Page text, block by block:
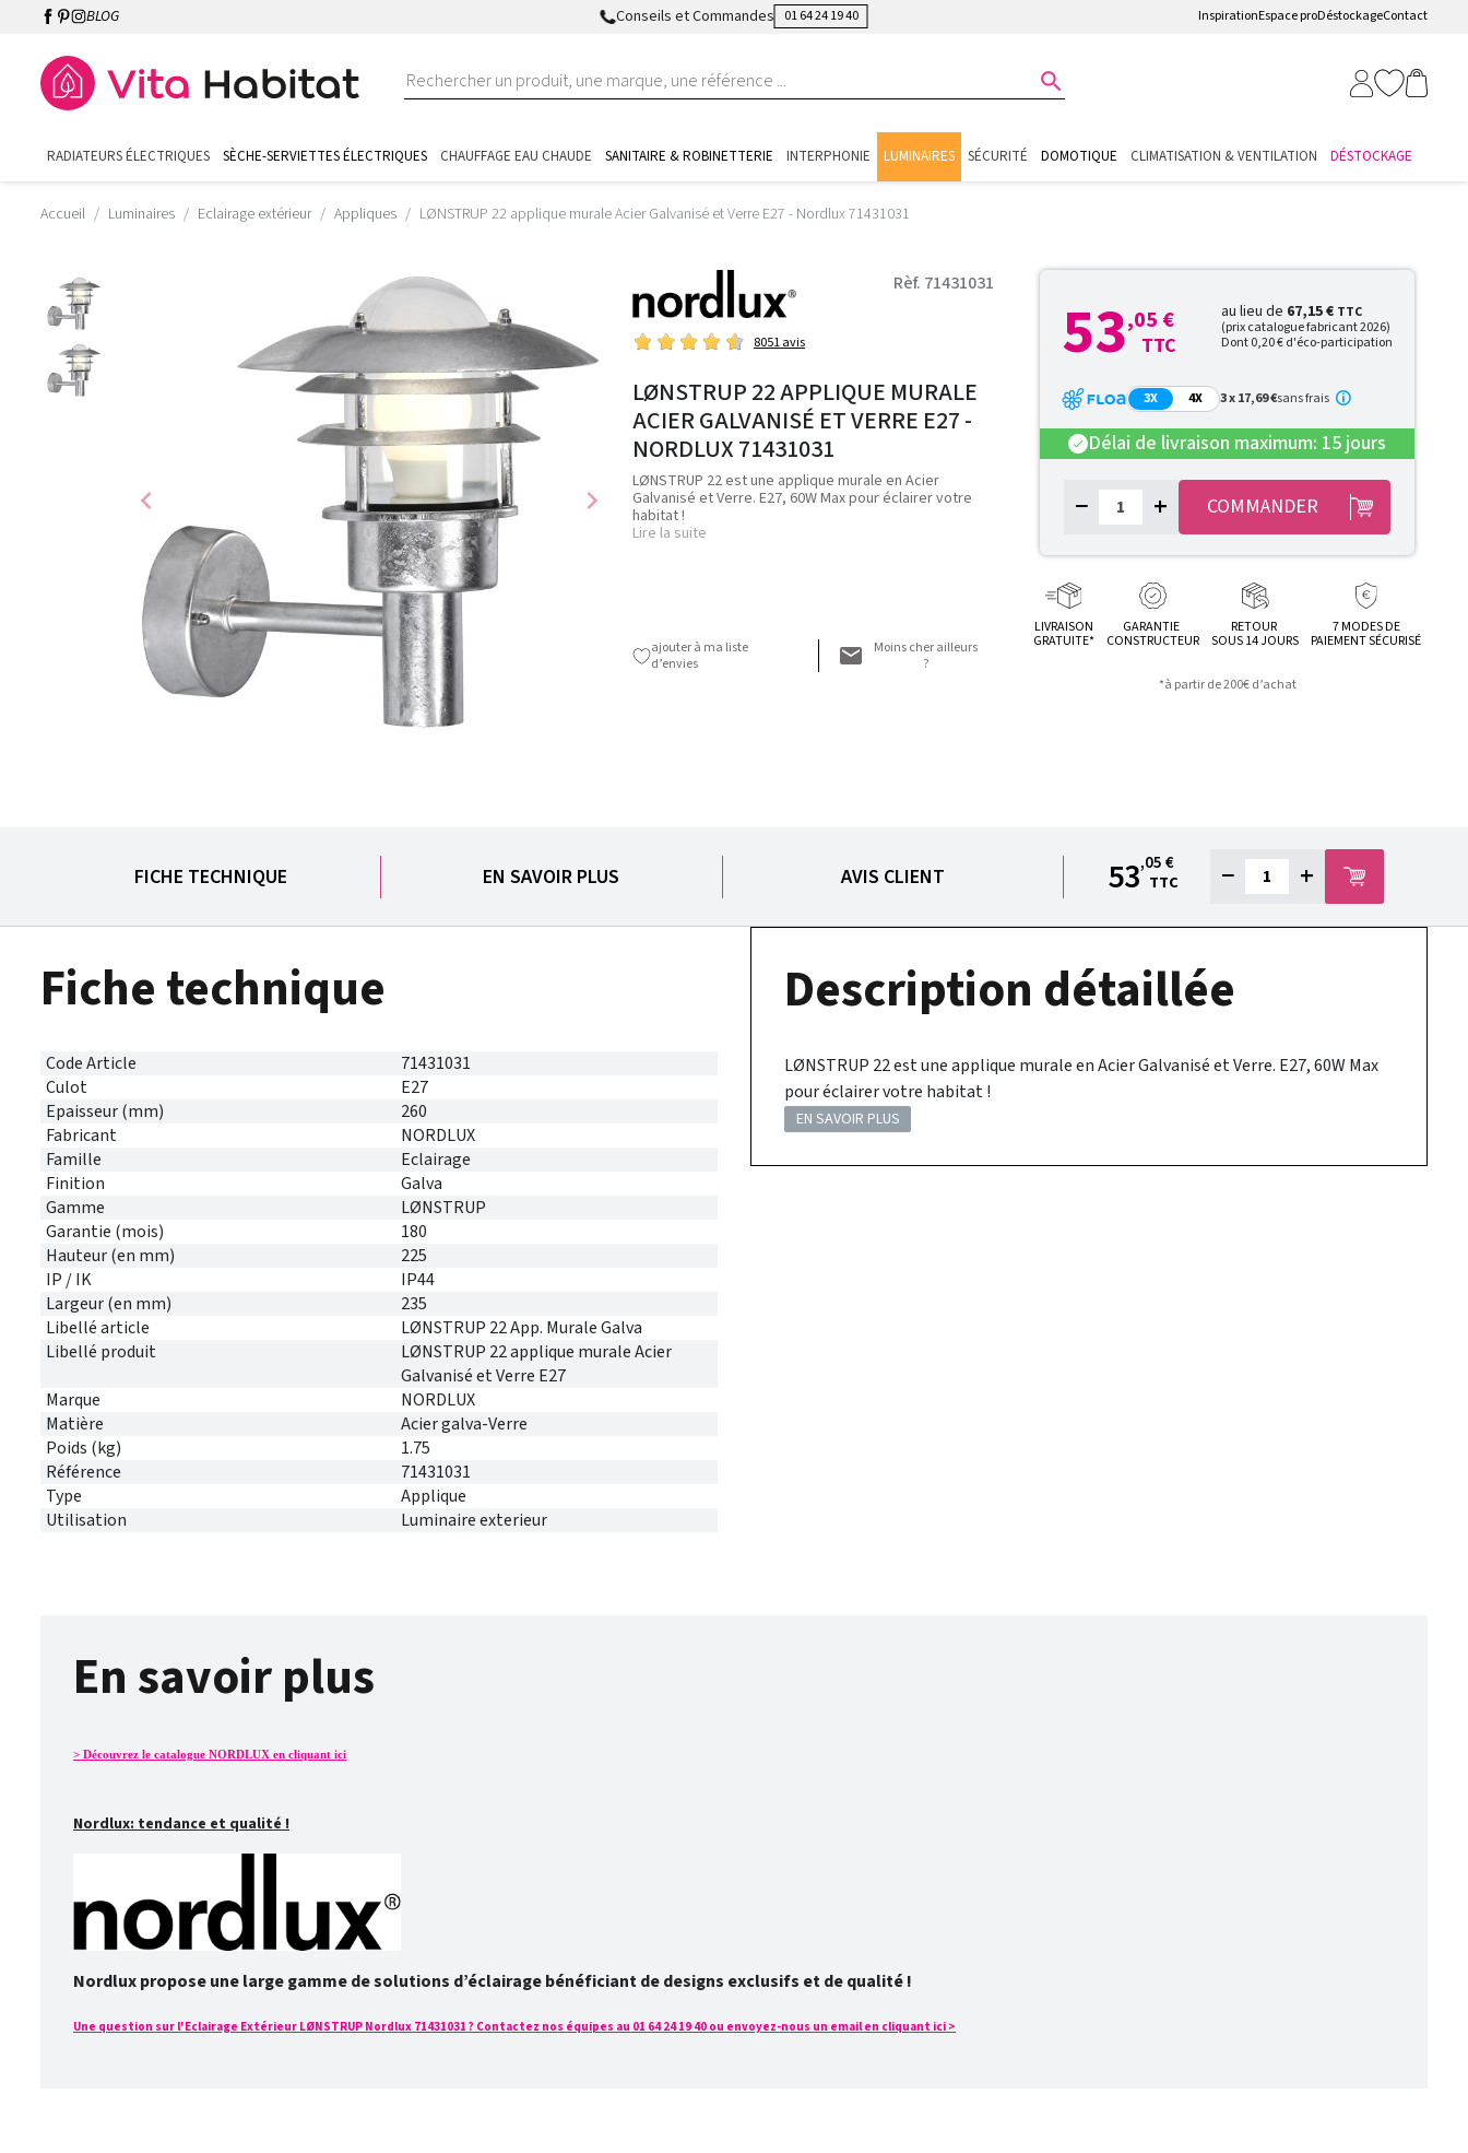
BLOG Conseils et Commandes 01 64 24 19 40 InspirationEspace proDéstockageContact

RADIATEURS ÉLECTRIQUES SÈCHE-SERVIETTES ÉLECTRIQUES CHAUFFAGE EAU CHAUDE SANITAIRE & ROBINETTERIE INTERPHONIE LUMINAIRES SÉCURITÉ DOMOTIQUE CLIMATISATION & VENTILATION DÉSTOCKAGE
Accueil Luminaires Eclairage extérieur Appliques LØNSTRUP 22 applique murale Acier Galvanisé et Verre E27 - Nordlux 71431031
chevron_left chevron_right
Rèf. 71431031
8051 avis
LØNSTRUP 22 APPLIQUE MURALE
ACIER GALVANISÉ ET VERRE E27 -
NORDLUX 71431031
LØNSTRUP 22 est une applique murale en Acier
Galvanisé et Verre. E27, 60W Max pour éclairer votre
habitat !
Lire la suite
ajouter à ma liste
d’envies
Moins cher ailleurs
?
53,05 €
TTC
au lieu de 67,15 € TTC
(prix catalogue fabricant 2026)
Dont 0,20 € d'éco-participation
3X 4X 3 x 17,69 €sans frais
check Délai de livraison maximum: 15 jours
− + COMMANDER
LIVRAISON
GRATUITE*
GARANTIE
CONSTRUCTEUR
RETOUR
SOUS 14 JOURS
7 MODES DE
PAIEMENT SÉCURISÉ
*à partir de 200€ d’achat
FICHE TECHNIQUE EN SAVOIR PLUS AVIS CLIENT 53,05 €
TTC
− +
Fiche technique
Code Article
71431031
Culot
E27
Epaisseur (mm)
260
Fabricant
NORDLUX
Famille
Eclairage
Finition
Galva
Gamme
LØNSTRUP
Garantie (mois)
180
Hauteur (en mm)
225
IP / IK
IP44
Largeur (en mm)
235
Libellé article
LØNSTRUP 22 App. Murale Galva
Libellé produit
LØNSTRUP 22 applique murale Acier
Galvanisé et Verre E27
Marque
NORDLUX
Matière
Acier galva-Verre
Poids (kg)
1.75
Référence
71431031
Type
Applique
Utilisation
Luminaire exterieur
Description détaillée
LØNSTRUP 22 est une applique murale en Acier Galvanisé et Verre. E27, 60W Max
pour éclairer votre habitat !
EN SAVOIR PLUS
En savoir plus
> Découvrez le catalogue NORDLUX en cliquant ici
Nordlux: tendance et qualité !
Nordlux propose une large gamme de solutions d’éclairage bénéficiant de designs exclusifs et de qualité !
Une question sur l'Eclairage Extérieur LØNSTRUP Nordlux 71431031 ? Contactez nos équipes au 01 64 24 19 40 ou envoyez-nous un email en cliquant ici >